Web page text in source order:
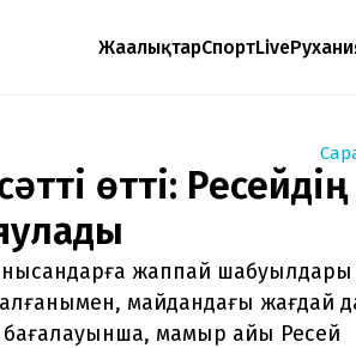
ЖаңалықтарСпортLive
өтті: Ресейдің
жаппай шабуылдары
майдандағы жағдай
мамыр айы Ресей